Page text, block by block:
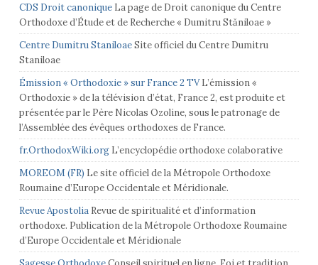
CDS Droit canoniqueLa page de Droit canonique du Centre
Orthodoxe d’Étude et de Recherche « Dumitru Stăniloae »
Centre Dumitru StaniloaeSite officiel du Centre Dumitru
Staniloae
Émission « Orthodoxie » sur France 2 TVL’émission «
Orthodoxie » de la télévision d’état, France 2, est produite et
présentée par le Père Nicolas Ozoline, sous le patronage de
l’Assemblée des évêques orthodoxes de France.
fr.OrthodoxWiki.orgL’encyclopédie orthodoxe colaborative
MOREOM (FR) Le site officiel de la Métropole Orthodoxe
Roumaine d’Europe Occidentale et Méridionale.
Revue ApostoliaRevue de spiritualité et d’information
orthodoxe. Publication de la Métropole Orthodoxe Roumaine
d’Europe Occidentale et Méridionale